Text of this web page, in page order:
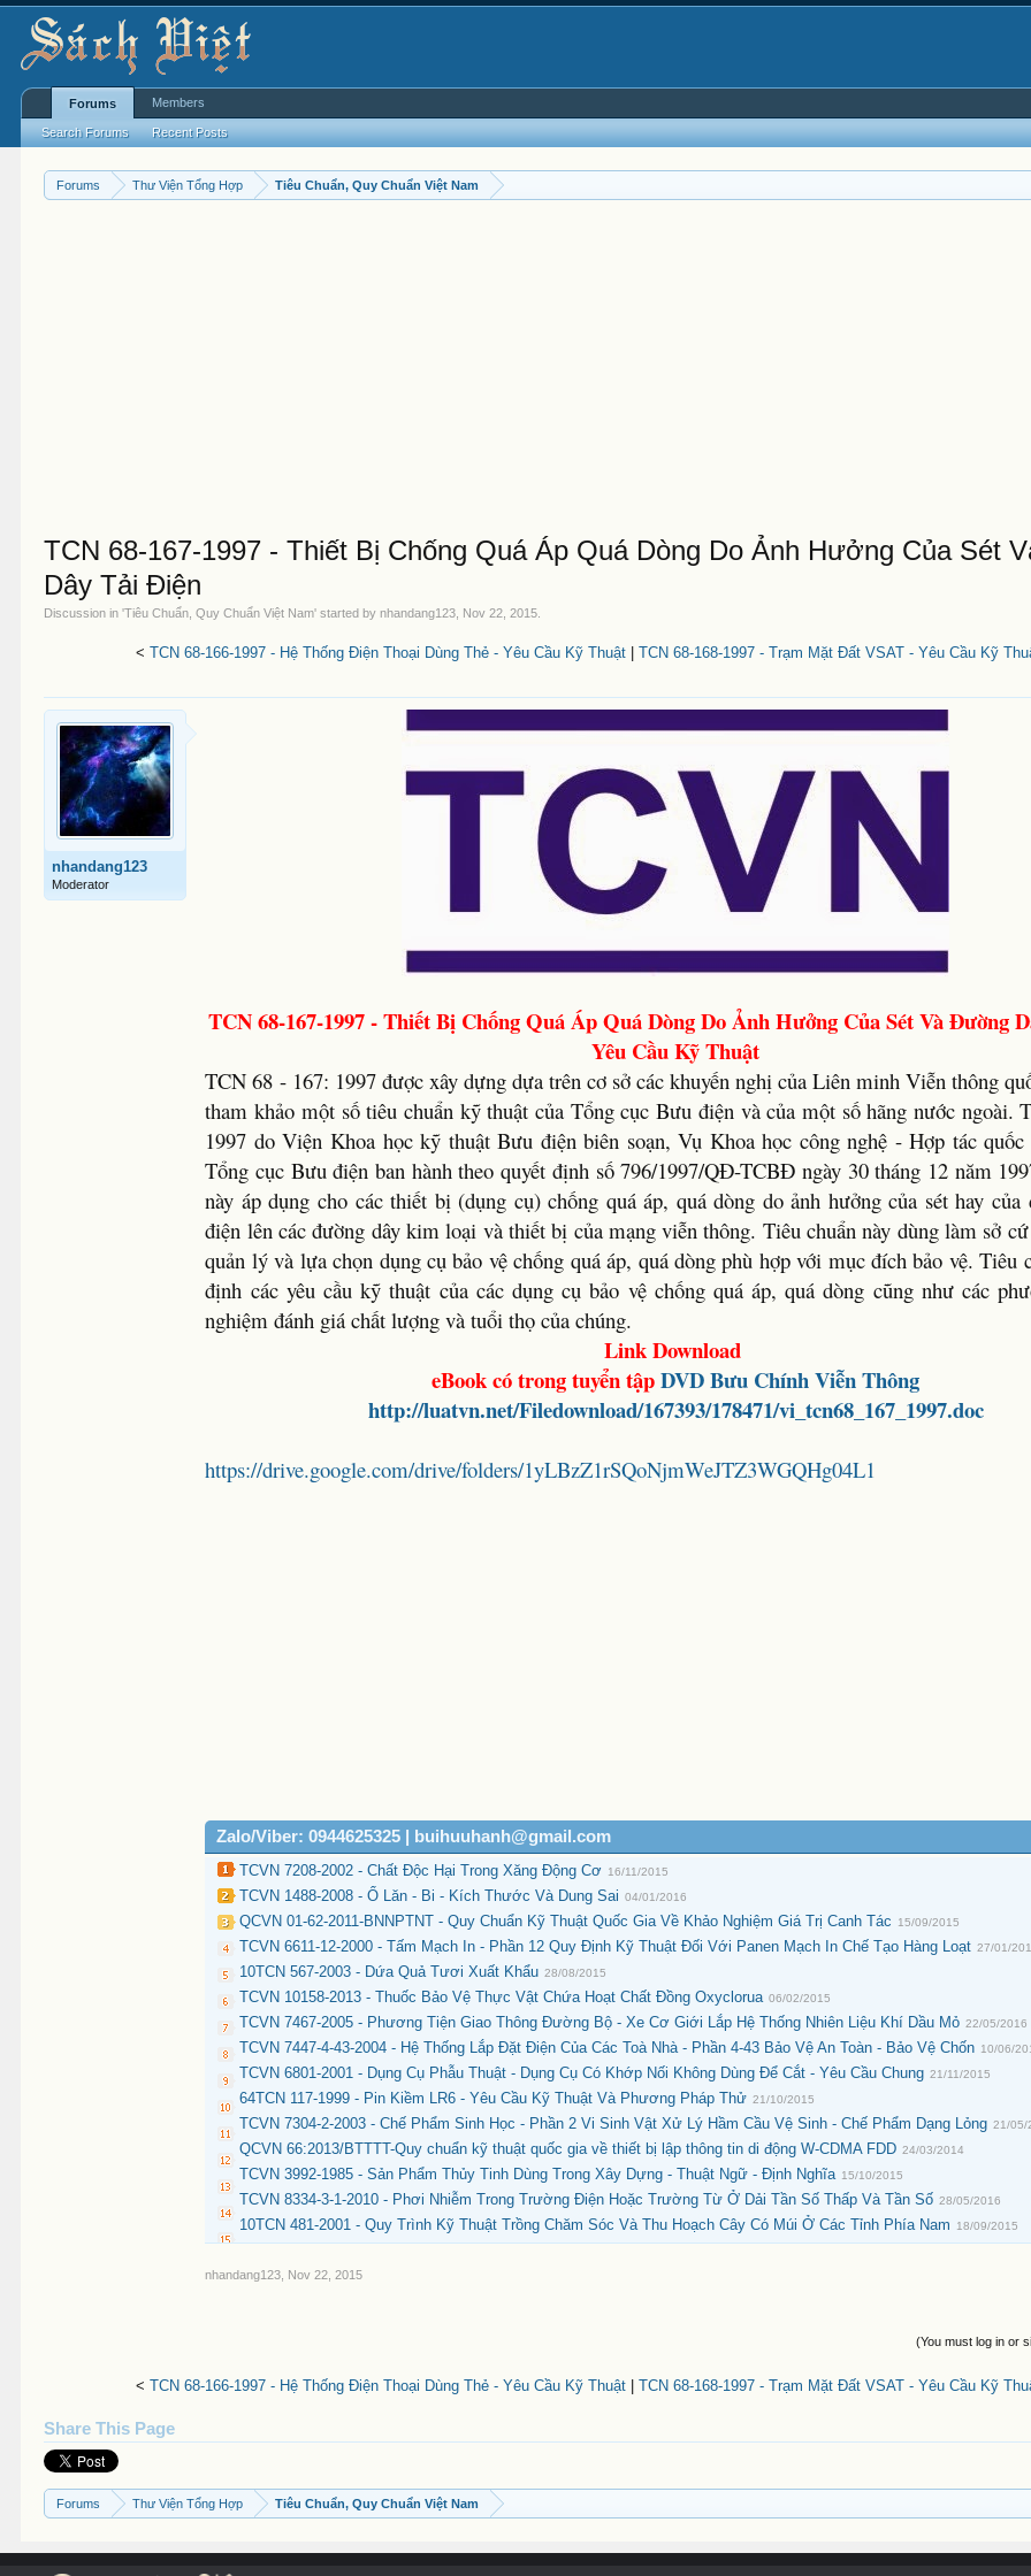
Forums Thư Viện Tổng Hợp Tiêu Chuẩn, Quy Chuẩn Việt Nam
TCN 68-167-1997 - Thiết Bị Chống Quá Áp Quá Dòng Do Ảnh Hưởng Của Sét
Dây Tải Điện
Discussion in 'Tiêu Chuẩn, Quy Chuẩn Việt Nam' started bynhandang123 Nov 22, 2015
< TCN 68-166-1997 - Hệ Thống Điện Thoại Dùng Thẻ - Yêu Cầu Kỹ Thuật| TCN 68-168-1997 - Trạm Mặt Đất VSAT - Yêu Cầu Kỹ
nhandang123
Moderator
TCN 68-167-1997 - Thiết Bị Chống Quá Áp Quá Dòng Do Ảnh Hưởng Của Sét Và Đường
Yêu Cầu Kỹ Thuật
TCN 68 - 167: 1997 được xây dựng dựa trên cơ sở các khuyến nghị của Liên minh Viễn thông
tham khảo một số tiêu chuẩn kỹ thuật của Tổng cục Bưu điện và của một số hãng nước ngoài.
1997 do Viện Khoa học kỹ thuật Bưu điện biên soạn, Vụ Khoa học công nghệ - Hợp tác
Tổng cục Bưu điện ban hành theo quyết định số 796/1997/QĐ-TCBĐ ngày 30 tháng 12 năm
này áp dụng cho các thiết bị (dụng cụ) chống quá áp, quá dòng do ảnh hưởng của sét hay của
điện lên các đường dây kim loại và thiết bị của mạng viễn thông. Tiêu chuẩn này dùng làm sở
quản lý và lựa chọn dụng cụ bảo vệ chống quá áp, quá dòng phù hợp với mục đích bảo vệ. Tiêu
định các yêu cầu kỹ thuật của các dụng cụ bảo vệ chống quá áp, quá dòng cũng như các
nghiệm đánh giá chất lượng và tuổi thọ của chúng.
Link Download
eBook có trong tuyển tậpDVDBưu Chính Viễn Thông
http://luatvn.net/Filedownload/167393/178471/vi_tcn68_167_1997.doc
https://drive.google.com/drive/folders/1yLBzZ1rSQoNjmWeJTZ3WGQHg04L1
Zalo/Viber: 0944625325 | buihuuhanh@gmail.com
TCVN 7208-2002 - Chất Độc Hại Trong Xăng Động Cơ 16/11/2015
TCVN 1488-2008 - Ổ Lăn - Bi - Kích Thước Và Dung Sai 04/01/2016
QCVN 01-62-2011-BNNPTNT - Quy Chuẩn Kỹ Thuật Quốc Gia Về Khảo Nghiệm Giá Trị Canh Tác 15/09/2015
TCVN 6611-12-2000 - Tấm Mạch In - Phần 12 Quy Định Kỹ Thuật Đối Với Panen Mạch In Chế Tạo Hàng Loạt 27/01/
10TCN 567-2003 - Dứa Quả Tươi Xuất Khẩu 28/08/2015
TCVN 10158-2013 - Thuốc Bảo Vệ Thực Vật Chứa Hoạt Chất Đồng Oxyclorua 06/02/2015
TCVN 7467-2005 - Phương Tiện Giao Thông Đường Bộ - Xe Cơ Giới Lắp Hệ Thống Nhiên Liệu Khí Dầu Mỏ 22/05/2016
TCVN 7447-4-43-2004 - Hệ Thống Lắp Đặt Điện Của Các Toà Nhà - Phần 4-43 Bảo Vệ An Toàn - Bảo Vệ Chốn 10/06/
TCVN 6801-2001 - Dụng Cụ Phẫu Thuật - Dụng Cụ Có Khớp Nối Không Dùng Để Cắt - Yêu Cầu Chung 21/11/2015
64TCN 117-1999 - Pin Kiềm LR6 - Yêu Cầu Kỹ Thuật Và Phương Pháp Thử 21/10/2015
TCVN 7304-2-2003 - Chế Phẩm Sinh Học - Phần 2 Vi Sinh Vật Xử Lý Hầm Cầu Vệ Sinh - Chế Phẩm Dạng Lỏng 21/05/
QCVN 66:2013/BTTTT-Quy chuẩn kỹ thuật quốc gia về thiết bị lập thông tin di động W-CDMA FDD 24/03/2014
TCVN 3992-1985 - Sản Phẩm Thủy Tinh Dùng Trong Xây Dựng - Thuật Ngữ - Định Nghĩa 15/10/2015
TCVN 8334-3-1-2010 - Phơi Nhiễm Trong Trường Điện Hoặc Trường Từ Ở Dải Tần Số Thấp Và Tần Số 28/05/2016
10TCN 481-2001 - Quy Trình Kỹ Thuật Trồng Chăm Sóc Và Thu Hoạch Cây Có Múi Ở Các Tỉnh Phía Nam 18/09/2015
nhandang123 Nov 22, 2015
(You must log in or
< TCN 68-166-1997 - Hệ Thống Điện Thoại Dùng Thẻ - Yêu Cầu Kỹ Thuật| TCN 68-168-1997 - Trạm Mặt Đất VSAT - Yêu Cầu Kỹ
Share This Page
Forums Thư Viện Tổng Hợp Tiêu Chuẩn, Quy Chuẩn Việt Nam
Forums
Search Forums Recent Posts
Members